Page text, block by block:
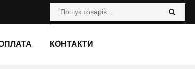
КОНТАКТИ